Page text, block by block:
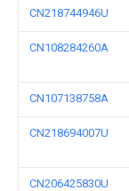
CN218744946U
CN108284260A
CN107138758A
CN218694007U
CN206425830U